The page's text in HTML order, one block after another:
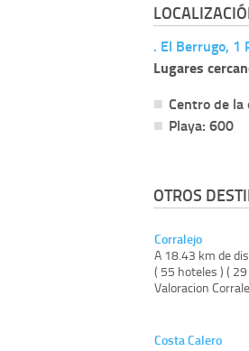
. El Berrugo, 1
Lugares
Centro de
Playa: 600
OTROS
Corralejo
A 18.43 km de
( 55 hoteles ) (
Valoracion
Costa Calero